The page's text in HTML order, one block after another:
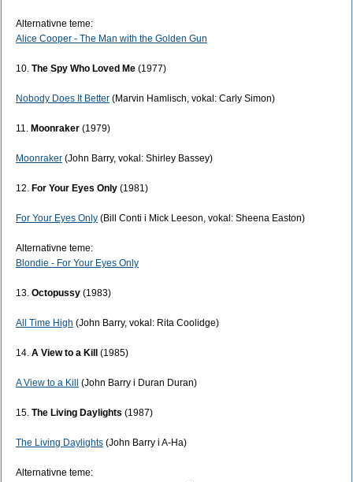
Alternativne teme:
Alice Cooper - The Man with the Golden Gun
10. The Spy Who Loved Me (1977)
Nobody Does It Better (Marvin Hamlisch, vokal: Carly Simon)
11. Moonraker (1979)
Moonraker (John Barry, vokal: Shirley Bassey)
12. For Your Eyes Only (1981)
For Your Eyes Only (Bill Conti i Mick Leeson, vokal: Sheena Easton)
Alternativne teme:
Blondie - For Your Eyes Only
13. Octopussy (1983)
All Time High (John Barry, vokal: Rita Coolidge)
14. A View to a Kill (1985)
A View to a Kill (John Barry i Duran Duran)
15. The Living Daylights (1987)
The Living Daylights (John Barry i A-Ha)
Alternativne teme: